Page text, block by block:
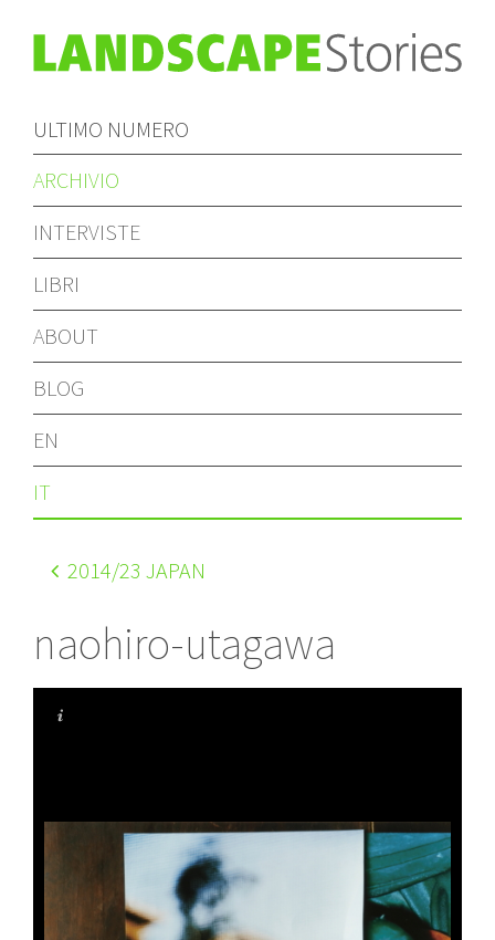
ULTIMO NUMERO
ARCHIVIO
INTERVISTE
LIBRI
ABOUT
BLOG
EN
IT
2014/23 JAPAN
naohiro-utagawa